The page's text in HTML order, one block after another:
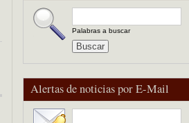
Palabras a buscar
Alertas de noticias por E-Mail